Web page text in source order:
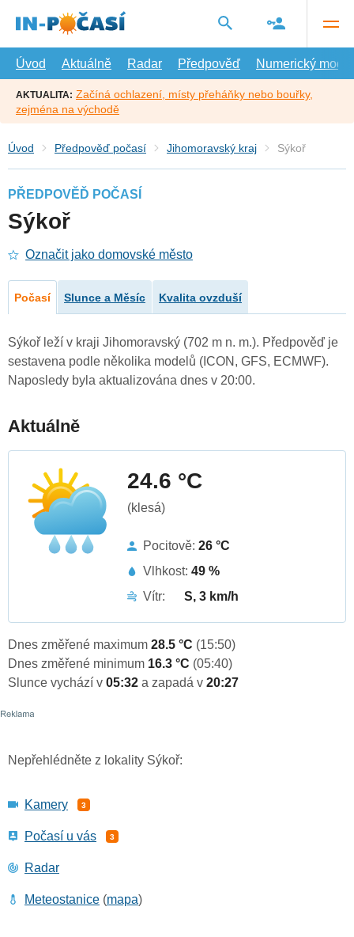
hlavní
Úvod
Aktuálně Radar Předpověď Numerický model
AKTUALITA: Začíná ochlazení, místy přeháňky nebo bouřky,
zejména na východě
Úvod Předpověď počasí Jihomoravský kraj Sýkoř
PŘEDPOVĚĎ POČASÍ
Sýkoř
Označit jako domovské město
Počasí Slunce a Měsíc Kvalita ovzduší
Sýkoř leží v kraji Jihomoravský (702 m n. m.). Předpověď je
sestavena podle několika modelů (ICON, GFS, ECMWF).
Naposledy byla aktualizována dnes v 20:00.
Aktuálně
24.6 °C
(klesá)
Pocitově: 26 °C
Vlhkost: 49 %
Vítr:
S, 3 km/h
Dnes změřené maximum 28.5 °C (15:50)
Dnes změřené minimum 16.3 °C (05:40)
Slunce vychází v 05:32 a zapadá v 20:27
Nepřehlédněte z lokality Sýkoř:
Kamery 3
Počasí u vás 3
Radar
Meteostanice (mapa)